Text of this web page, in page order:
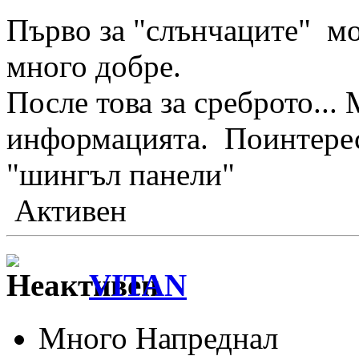
Първо за "слънчаците"
много добре.
После това за среброто...
информацията.
"шингъл панели"
Активен
VITAN
Много Напреднал